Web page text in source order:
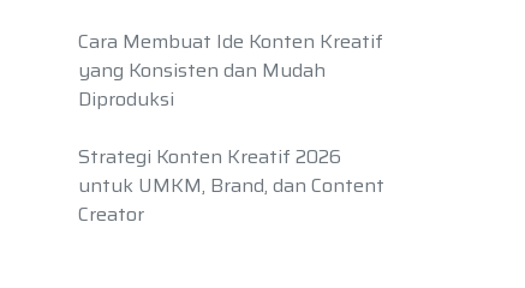
Cara Membuat Ide Konten Kreatif
yang Konsisten dan Mudah
Diproduksi
Strategi Konten Kreatif 2026
untuk UMKM, Brand, dan Content
Creator